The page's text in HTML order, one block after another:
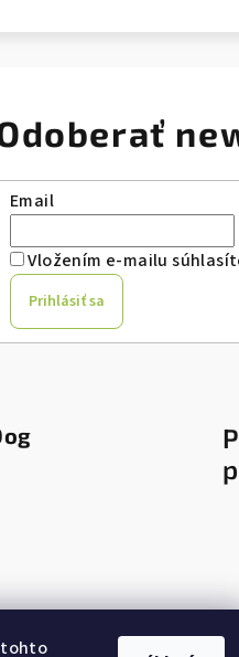
tohto
Email
Vložením e-mailu
Prihlásiť sa